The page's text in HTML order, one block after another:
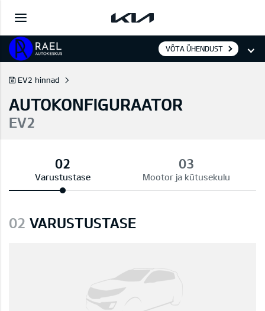
VÕTA ÜHENDUST
EV2 hinnad
AUTOKONFIGURAATOR
EV2
Varustustase Mootor ja kütusekulu
02 VARUSTUSTASE